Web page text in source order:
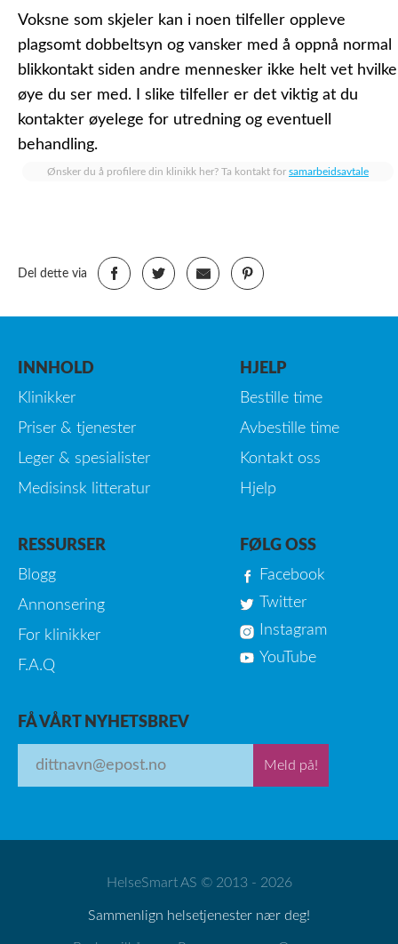
Voksne som skjeler kan i noen tilfeller oppleve
plagsomt dobbeltsyn og vansker med å oppnå normal
blikkontakt siden andre mennesker ikke helt vet hvilke
øye du ser med. I slike tilfeller er det viktig at du
kontakter øyelege for utredning og eventuell
behandling.
Ønsker du å profilere din klinikk her? Ta kontakt for samarbeidsavtale
Del dette via
INNHOLD
Klinikker
Priser & tjenester
Leger & spesialister
Medisinsk litteratur
HJELP
Bestille time
Avbestille time
Kontakt oss
Hjelp
RESSURSER
Blogg
Annonsering
For klinikker
F.A.Q
FØLG OSS
Facebook
Twitter
Instagram
YouTube
FÅ VÅRT NYHETSBREV
Meld på!
HelseSmart AS © 2013 - 2026
Sammenlign helsetjenester nær deg!